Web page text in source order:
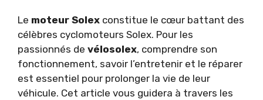
Le moteur Solex constitue le cœur battant des
célèbres cyclomoteurs Solex. Pour les
passionnés de vélosolex, comprendre son
fonctionnement, savoir l’entretenir et le réparer
est essentiel pour prolonger la vie de leur
véhicule. Cet article vous guidera à travers les